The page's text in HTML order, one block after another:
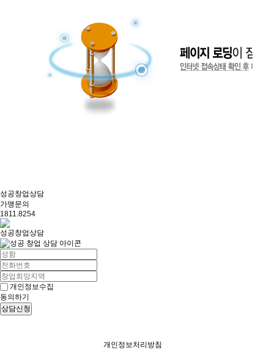
성공창업상담
가맹문의
1811.8254
성공창업상담
개인정보수집
동의하기
상담신청
개인정보처리방침